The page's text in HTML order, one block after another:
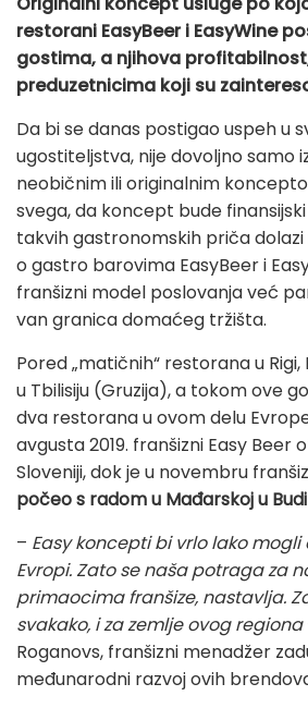
restorani EasyBeer i EasyWine
gostima, a njihova
preduzetnicima koji su
Da bi se danas postigao uspeh u
ugostiteljstva, nije dovoljno samo
neobičnim ili originalnim
svega, da koncept bude
takvih gastronomskih priča dolazi
o gastro barovima EasyBeer i
franšizni model poslovanjaveć
van granica domaćeg tržišta.
Pored „matičnih“ restorana u Rigi,
u Tbilisiju (Gruzija), a tokom ove
dva restorana u ovom delu
avgusta 2019. franšizni Easy Beer
Sloveniji, dok je u novembru
počeo s radom u Mađarskoj u
– Easy koncepti bi vrlo lako
Evropi. Zato se naša potraga za
primaocima franšize, nastavlja.
svakako, i za zemlje ovog regiona
Roganovs, franšizni menadžer
međunarodni razvoj ovih